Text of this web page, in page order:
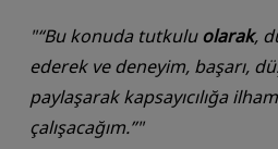
"“Bu konuda tutkuluolarak,
ederek ve deneyim, başarı,
paylaşarak kapsayıcılığa
çalışacağım.”"